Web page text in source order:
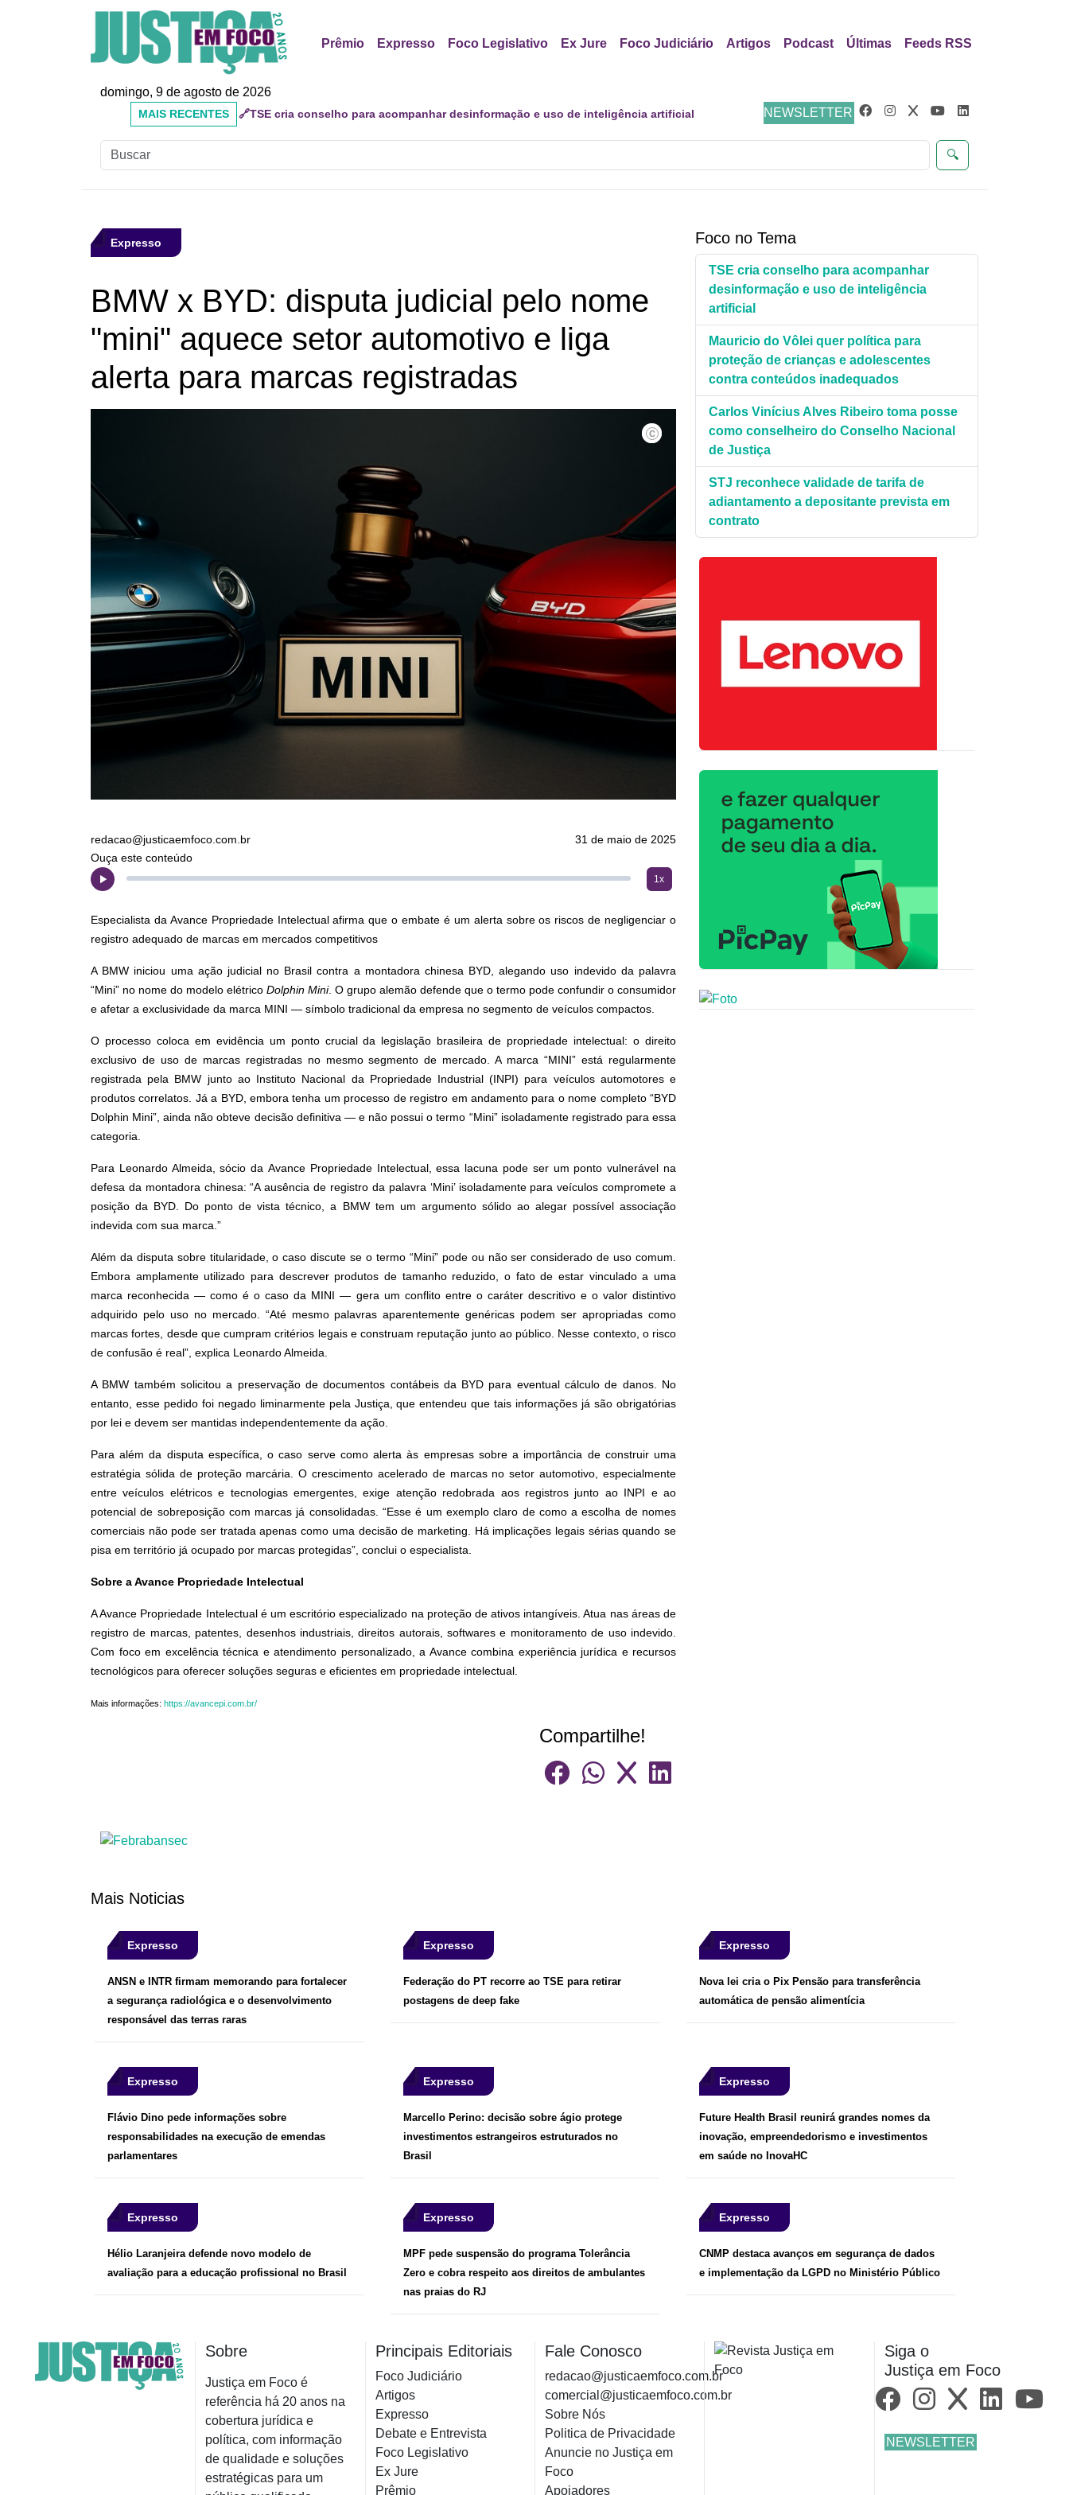
Prêmio Expresso Foco Legislativo Ex Jure Foco Judiciário Artigos Podcast Últimas Feeds RSS
domingo, 9 de agosto de 2026
NEWSLETTER
🔍
MAIS
RECENTES
🔗Mauricio do Vôlei quer política para proteção de crianças e adolescentes contra conteúdos
inadequados
Expresso
BMW x BYD: disputa judicial pelo nome
"mini" aquece setor automotivo e liga
alerta para marcas registradas
IA
redacao@justicaemfoco.com.br
31 de maio de 2025
Ouça este conteúdo
1x
Especialista da Avance Propriedade Intelectual afirma que o embate é um alerta sobre os riscos de negligenciar o
registro adequado de marcas em mercados competitivos
A BMW iniciou uma ação judicial no Brasil contra a montadora chinesa BYD, alegando uso indevido da palavra
“Mini” no nome do modelo elétrico Dolphin Mini. O grupo alemão defende que o termo pode confundir o consumidor
e afetar a exclusividade da marca MINI — símbolo tradicional da empresa no segmento de veículos compactos.
O processo coloca em evidência um ponto crucial da legislação brasileira de propriedade intelectual: o direito
exclusivo de uso de marcas registradas no mesmo segmento de mercado. A marca “MINI” está regularmente
registrada pela BMW junto ao Instituto Nacional da Propriedade Industrial (INPI) para veículos automotores e
produtos correlatos. Já a BYD, embora tenha um processo de registro em andamento para o nome completo “BYD
Dolphin Mini”, ainda não obteve decisão definitiva — e não possui o termo “Mini” isoladamente registrado para essa
categoria.
Para Leonardo Almeida, sócio da Avance Propriedade Intelectual, essa lacuna pode ser um ponto vulnerável na
defesa da montadora chinesa: “A ausência de registro da palavra ‘Mini’ isoladamente para veículos compromete a
posição da BYD. Do ponto de vista técnico, a BMW tem um argumento sólido ao alegar possível associação
indevida com sua marca.”
Além da disputa sobre titularidade, o caso discute se o termo “Mini” pode ou não ser considerado de uso comum.
Embora amplamente utilizado para descrever produtos de tamanho reduzido, o fato de estar vinculado a uma
marca reconhecida — como é o caso da MINI — gera um conflito entre o caráter descritivo e o valor distintivo
adquirido pelo uso no mercado. “Até mesmo palavras aparentemente genéricas podem ser apropriadas como
marcas fortes, desde que cumpram critérios legais e construam reputação junto ao público. Nesse contexto, o risco
de confusão é real”, explica Leonardo Almeida.
A BMW também solicitou a preservação de documentos contábeis da BYD para eventual cálculo de danos. No
entanto, esse pedido foi negado liminarmente pela Justiça, que entendeu que tais informações já são obrigatórias
por lei e devem ser mantidas independentemente da ação.
Para além da disputa específica, o caso serve como alerta às empresas sobre a importância de construir uma
estratégia sólida de proteção marcária. O crescimento acelerado de marcas no setor automotivo, especialmente
entre veículos elétricos e tecnologias emergentes, exige atenção redobrada aos registros junto ao INPI e ao
potencial de sobreposição com marcas já consolidadas. “Esse é um exemplo claro de como a escolha de nomes
comerciais não pode ser tratada apenas como uma decisão de marketing. Há implicações legais sérias quando se
pisa em território já ocupado por marcas protegidas”, conclui o especialista.
Sobre a Avance Propriedade Intelectual
A Avance Propriedade Intelectual é um escritório especializado na proteção de ativos intangíveis. Atua nas áreas de
registro de marcas, patentes, desenhos industriais, direitos autorais, softwares e monitoramento de uso indevido.
Com foco em excelência técnica e atendimento personalizado, a Avance combina experiência jurídica e recursos
tecnológicos para oferecer soluções seguras e eficientes em propriedade intelectual.
Mais informações: https://avancepi.com.br/
Compartilhe!
Foco no Tema
TSE cria conselho para acompanhar
desinformação e uso de inteligência
artificial
Mauricio do Vôlei quer política para
proteção de crianças e adolescentes
contra conteúdos inadequados
Carlos Vinícius Alves Ribeiro toma posse
como conselheiro do Conselho Nacional
de Justiça
STJ reconhece validade de tarifa de
adiantamento a depositante prevista em
contrato
Mais Noticias
Expresso
ANSN e INTR firmam memorando para fortalecer
a segurança radiológica e o desenvolvimento
responsável das terras raras
Expresso
Federação do PT recorre ao TSE para retirar
postagens de deep fake
Expresso
Nova lei cria o Pix Pensão para transferência
automática de pensão alimentícia
Expresso
Flávio Dino pede informações sobre
responsabilidades na execução de emendas
parlamentares
Expresso
Marcello Perino: decisão sobre ágio protege
investimentos estrangeiros estruturados no
Brasil
Expresso
Future Health Brasil reunirá grandes nomes da
inovação, empreendedorismo e investimentos
em saúde no InovaHC
Expresso
Hélio Laranjeira defende novo modelo de
avaliação para a educação profissional no Brasil
Expresso
MPF pede suspensão do programa Tolerância
Zero e cobra respeito aos direitos de ambulantes
nas praias do RJ
Expresso
CNMP destaca avanços em segurança de dados
e implementação da LGPD no Ministério Público
Sobre
Justiça em Foco é
referência há 20 anos na
cobertura jurídica e
política, com informação
de qualidade e soluções
estratégicas para um
Principais Editoriais
Foco Judiciário
Artigos
Expresso
Debate e Entrevista
Foco Legislativo
Ex Jure
Prêmio
Fale Conosco
redacao@justicaemfoco.com.br
comercial@justicaemfoco.com.br
Sobre Nós
Politica de Privacidade
Anuncie no Justiça em
Foco
Apoiadores
Siga o
Justiça em Foco
NEWSLETTER